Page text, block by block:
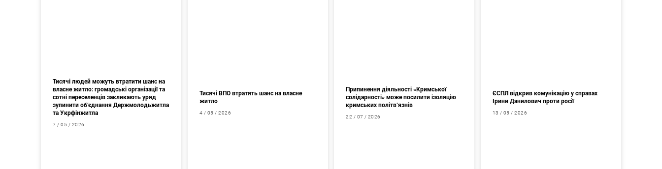
Тисячі людей можуть втратити шанс на
власне житло: громадські організації та
сотні переселенців закликають уряд
зупинити об’єднання Держмолодьжитла
та Укрфінжитла
7 / 05 / 2026
Тисячі ВПО втратять шанс на власне
житло
4 / 05 / 2026
Припинення діяльності «Кримської
солідарності» може посилити ізоляцію
кримських політв’язнів
22 / 07 / 2026
ЄСПЛ відкрив комунікацію у справах
Ірини Данилович проти росії
13 / 05 / 2026